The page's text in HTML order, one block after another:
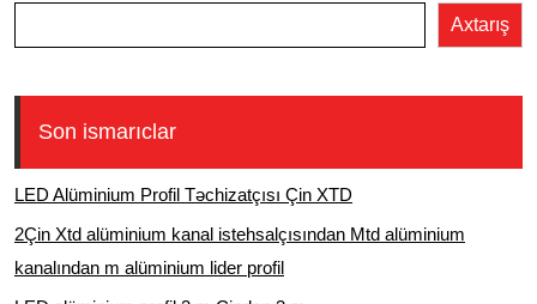
Axtarış
Son ismarıclar
LED Alüminium Profil Təchizatçısı Çin XTD
2Çin Xtd alüminium kanal istehsalçısından Mtd alüminium
kanalından m alüminium lider profil